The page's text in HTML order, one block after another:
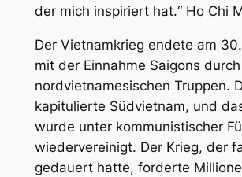
der mich inspiriert hat.“ Ho Chi
Der Vietnamkrieg endete am
mit der Einnahme Saigons
nordvietnamesischen Truppen.
kapitulierte Südvietnam, und
wurde unter kommunistischer
wiedervereinigt. Der Krieg, der
gedauert hatte, forderte